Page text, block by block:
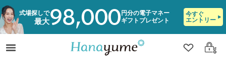
式場探しで
最大98,000 円分の電子マネー
ギフトプレゼント
今すぐ
エントリー
クリップ
ログ